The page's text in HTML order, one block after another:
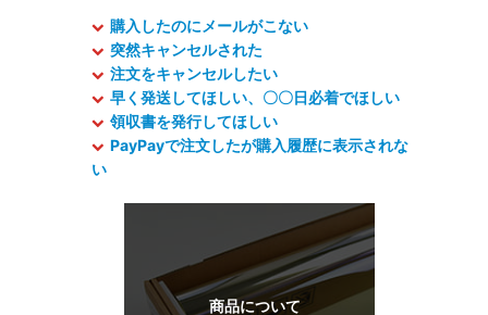
購入したのにメールがこない
突然キャンセルされた
注文をキャンセルしたい
早く発送してほしい、〇〇日必着でほしい
領収書を発行してほしい
PayPayで注文したが購入履歴に表示されな
い